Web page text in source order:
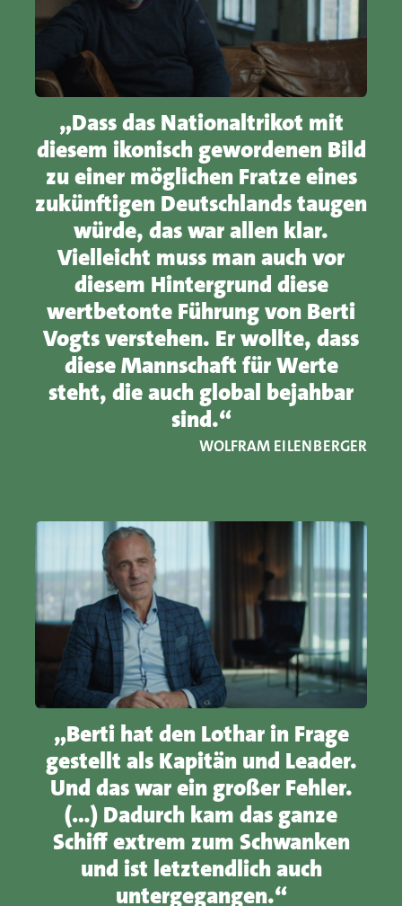
„Dass das Nationaltrikot mit
diesem ikonisch gewordenen Bild
zu einer möglichen Fratze eines
zukünftigen Deutschlands taugen
würde, das war allen klar.
Vielleicht muss man auch vor
diesem Hintergrund diese
wertbetonte Führung von Berti
Vogts verstehen. Er wollte, dass
diese Mannschaft für Werte
steht, die auch global bejahbar
sind.“
WOLFRAM EILENBERGER
„Berti hat den Lothar in Frage
gestellt als Kapitän und Leader.
Und das war ein großer Fehler.
(…) Dadurch kam das ganze
Schiff extrem zum Schwanken
und ist letztendlich auch
untergegangen.“